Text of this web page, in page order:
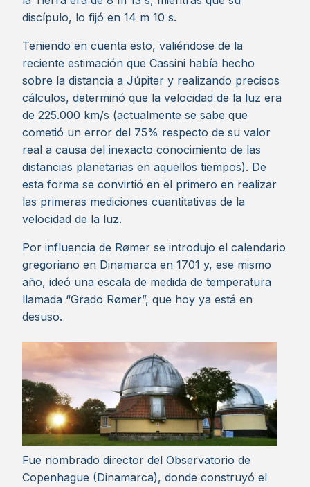
discípulo, lo fijó en 14 m 10 s.
Teniendo en cuenta esto, valiéndose de la
reciente estimación que Cassini había hecho
sobre la distancia a Júpiter y realizando precisos
cálculos, determinó que la velocidad de la luz era
de 225.000 km/s (actualmente se sabe que
cometió un error del 75% respecto de su valor
real a causa del inexacto conocimiento de las
distancias planetarias en aquellos tiempos). De
esta forma se convirtió en el primero en realizar
las primeras mediciones cuantitativas de la
velocidad de la luz.
Por influencia de Rømer se introdujo el calendario
gregoriano en Dinamarca en 1701 y, ese mismo
año, ideó una escala de medida de temperatura
llamada “Grado Rømer”, que hoy ya está en
desuso.
Fue nombrado director del Observatorio de
Copenhague (Dinamarca), donde construyó el